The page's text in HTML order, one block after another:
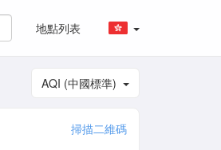
地點列表
AQI (中國標準)
掃描二維碼